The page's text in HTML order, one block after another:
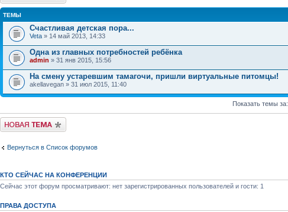
ТЕМЫ
Счастливая детская пора...
Veta » 14 май 2013, 14:33
Одна из главных потребностей ребёнка
admin » 31 янв 2015, 15:56
На смену устаревшим тамагочи, пришли виртуальные питомцы!
akellavegan » 31 июл 2015, 11:40
Показать темы за:
Новая тема
Вернуться в Список форумов
КТО СЕЙЧАС НА КОНФЕРЕНЦИИ
Сейчас этот форум просматривают: нет зарегистрированных пользователей и гости: 1
ПРАВА ДОСТУПА